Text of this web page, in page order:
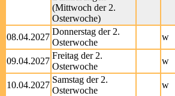
(Mittwoch der 2.
Osterwoche)
08.04.2027
Donnerstag der 2.
Osterwoche
w
09.04.2027
Freitag der 2.
Osterwoche
w
10.04.2027
Samstag der 2.
Osterwoche
w